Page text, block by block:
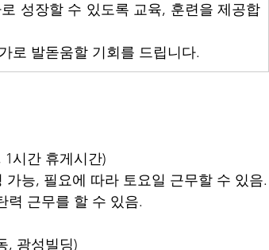
성장할 수 있도록 교육, 훈련을 제공합
로 발돋움할 기회를 드립니다.
1시간 휴게시간)
능, 필요에 따라 토요일 근무할 수 있음.
력 근무를 할 수 있음.
, 광성빌딩)